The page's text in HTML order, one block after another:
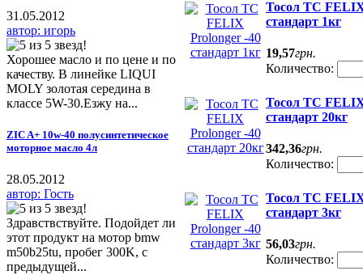
31.05.2012
автор: игорь
Хорошее масло и по цене и по
качеству. В линейке LIQUI
MOLY золотая середина в
классе 5W-30.Езжу на...
ZIC A+ 10w-40 полусинтетическое
моторное масло 4л
28.05.2012
автор: Гость
Здравствствуйте. Подойдет ли
этот продукт на мотор bmw
m50b25tu, пробег 300K, с
предыдущей...
Тосол ТС
стандарт 1кг
19,57грн.
Количество:
Тосол ТС
стандарт 20кг
342,36грн.
Количество:
Тосол ТС
стандарт 3кг
56,03грн.
Количество: